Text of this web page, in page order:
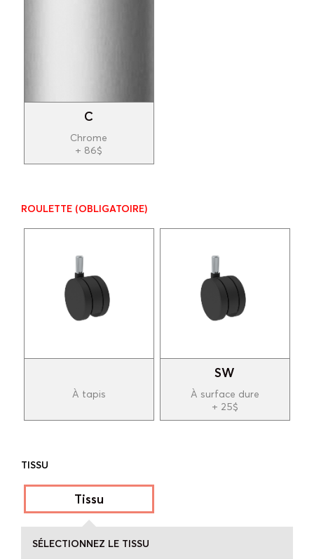
C
Chrome
+ 86$
ROULETTE (OBLIGATOIRE)
À tapis
SW
À surface dure
+ 25$
TISSU
Tissu
SÉLECTIONNEZ LE TISSU